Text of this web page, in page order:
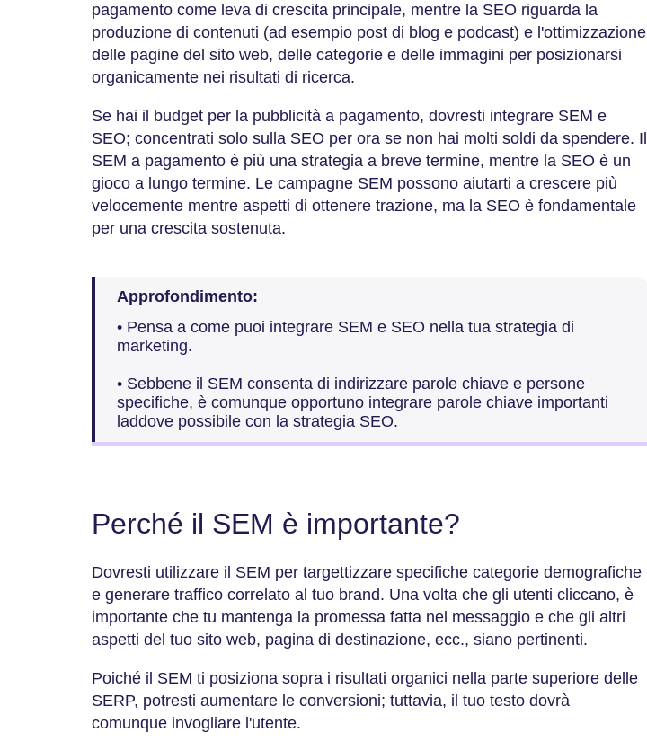
pagamento come leva di crescita principale, mentre la SEO riguarda la
produzione di contenuti (ad esempio post di blog e podcast) e l'ottimizzazione
delle pagine del sito web, delle categorie e delle immagini per posizionarsi
organicamente nei risultati di ricerca.
Se hai il budget per la pubblicità a pagamento, dovresti integrare SEM e
SEO; concentrati solo sulla SEO per ora se non hai molti soldi da spendere. Il
SEM a pagamento è più una strategia a breve termine, mentre la SEO è un
gioco a lungo termine. Le campagne SEM possono aiutarti a crescere più
velocemente mentre aspetti di ottenere trazione, ma la SEO è fondamentale
per una crescita sostenuta.
Approfondimento:
• Pensa a come puoi integrare SEM e SEO nella tua strategia di
marketing.
• Sebbene il SEM consenta di indirizzare parole chiave e persone
specifiche, è comunque opportuno integrare parole chiave importanti
laddove possibile con la strategia SEO.
Perché il SEM è importante?
Dovresti utilizzare il SEM per targettizzare specifiche categorie demografiche
e generare traffico correlato al tuo brand. Una volta che gli utenti cliccano, è
importante che tu mantenga la promessa fatta nel messaggio e che gli altri
aspetti del tuo sito web, pagina di destinazione, ecc., siano pertinenti.
Poiché il SEM ti posiziona sopra i risultati organici nella parte superiore delle
SERP, potresti aumentare le conversioni; tuttavia, il tuo testo dovrà
comunque invogliare l'utente.